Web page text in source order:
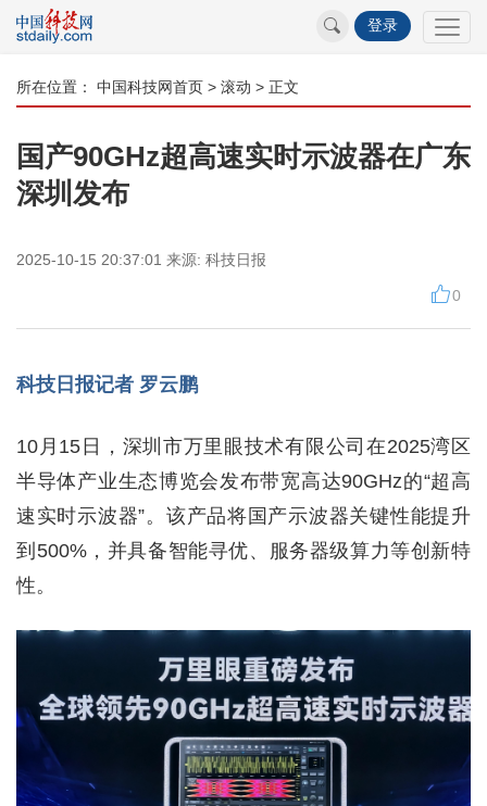
登录
所在位置： 中国科技网首页 > 滚动 > 正文
国产90GHz超高速实时示波器在广东
深圳发布
2025-10-15 20:37:01 来源: 科技日报
0
科技日报记者 罗云鹏
10月15日，深圳市万里眼技术有限公司在2025湾区
半导体产业生态博览会发布带宽高达90GHz的“超高
速实时示波器”。该产品将国产示波器关键性能提升
到500%，并具备智能寻优、服务器级算力等创新特
性。